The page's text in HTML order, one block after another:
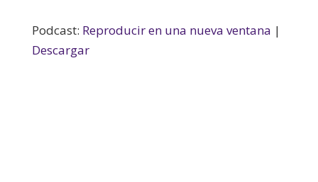
Podcast: Reproducir en una nueva ventana |
Descargar